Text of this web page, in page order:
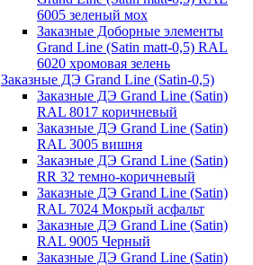
6005 зеленый мох
Заказные Доборные элементы
Grand Line (Satin matt-0,5) RAL
6020 хромовая зелень
Заказные ДЭ Grand Line (Satin-0,5)
Заказные ДЭ Grand Line (Satin)
RAL 8017 коричневый
Заказные ДЭ Grand Line (Satin)
RAL 3005 вишня
Заказные ДЭ Grand Line (Satin)
RR 32 темно-коричневый
Заказные ДЭ Grand Line (Satin)
RAL 7024 Мокрый асфальт
Заказные ДЭ Grand Line (Satin)
RAL 9005 Черный
Заказные ДЭ Grand Line (Satin)